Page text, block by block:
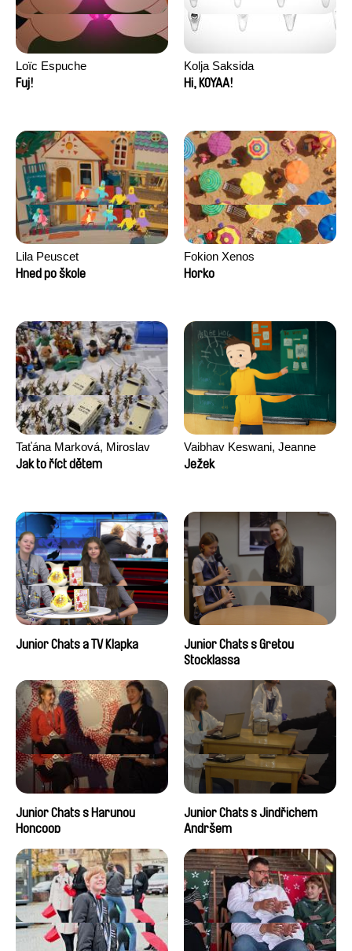
Loïc Espuche
Fuj!
Kolja Saksida
Hi, KOYAA!
Lila Peuscet
Hned po škole
Fokion Xenos
Horko
Taťána Marková, Miroslav
Trejtnar
Jak to říct dětem
Vaibhav Keswani, Jeanne
Laureau, Colombine Majou,
Ježek
Junior Chats a TV Klapka
Junior Chats s Gretou
Stocklassa
Junior Chats s Harunou
Honcoop
Junior Chats s Jindřichem
Andršem